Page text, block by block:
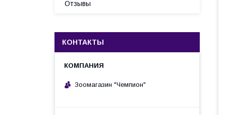
Отзывы
КОНТАКТЫ
Зоомагазин "Чемпион"